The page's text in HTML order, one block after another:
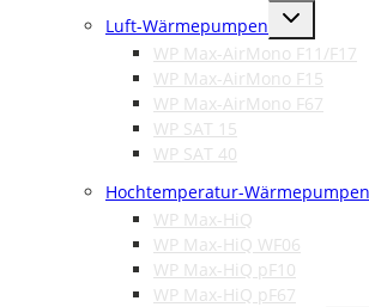
Luft-Wärmepumpen
Untermenü
WP Max-AirMono F11/F17
WP Max-AirMono F15
WP Max-AirMono F67
WP SAT 15
WP SAT 40
Hochtemperatur-Wärmepumpen
WP Max-HiQ
WP Max-HiQ WF06
WP Max-HiQ pF10
WP Max-HiQ pF67